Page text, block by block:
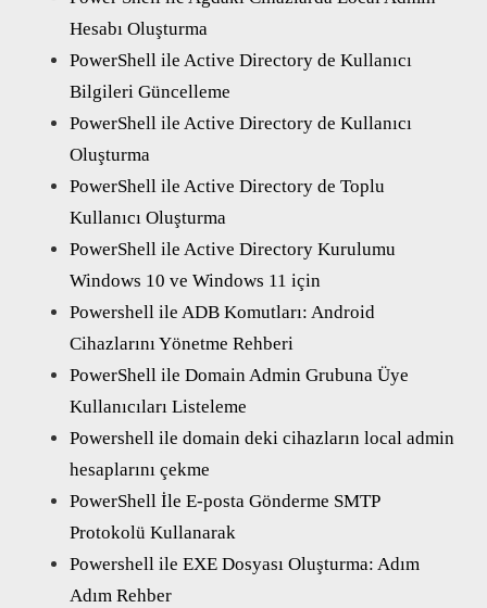
Hesabı Oluşturma
PowerShell ile Active Directory de Kullanıcı
Bilgileri Güncelleme
PowerShell ile Active Directory de Kullanıcı
Oluşturma
PowerShell ile Active Directory de Toplu
Kullanıcı Oluşturma
PowerShell ile Active Directory Kurulumu
Windows 10 ve Windows 11 için
Powershell ile ADB Komutları: Android
Cihazlarını Yönetme Rehberi
PowerShell ile Domain Admin Grubuna Üye
Kullanıcıları Listeleme
Powershell ile domain deki cihazların local admin
hesaplarını çekme
PowerShell İle E-posta Gönderme SMTP
Protokolü Kullanarak
Powershell ile EXE Dosyası Oluşturma: Adım
Adım Rehber